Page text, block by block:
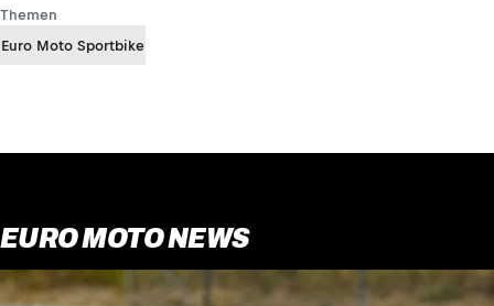
Themen
Euro Moto Sportbike
EURO MOTO NEWS